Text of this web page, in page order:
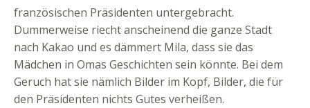
französischen Präsidenten untergebracht.
Dummerweise riecht anscheinend die ganze Stadt
nach Kakao und es dämmert Mila, dass sie das
Mädchen in Omas Geschichten sein könnte. Bei dem
Geruch hat sie nämlich Bilder im Kopf, Bilder, die für
den Präsidenten nichts Gutes verheißen.